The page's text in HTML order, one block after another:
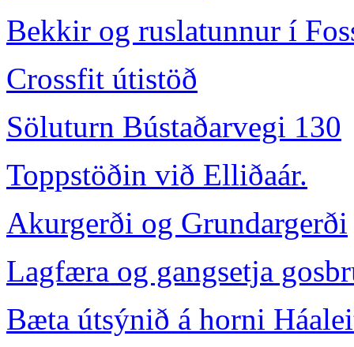
Bekkir og ruslatunnur í
Crossfit útistöð
Söluturn Bústaðarvegi 130
Toppstöðin við Elliðaár.
Akurgerði og Grundargerði
Lagfæra og gangsetja
Bæta útsýnið á horni